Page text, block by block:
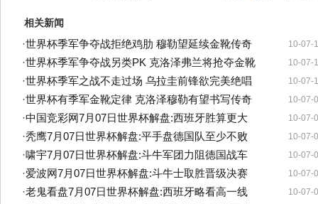
相关新闻
10-07-
·世界杯季军争夺战拒绝鸡肋 穆勒望延续金靴传奇
10-07-
·世界杯季军争夺战另类PK 克洛泽弗兰将抢夺金靴
10-07-
·世界杯季军之战不走过场 乌拉圭前锋欲完美绝唱
10-07-
·世界杯有季军金靴定律 克洛泽穆勒有望书写传奇
10-07-
·中国竞彩网7月07日世界杯解盘:西班牙胜算更大
10-07-
·秃鹰7月07日世界杯解盘:平手盘德国队至少不败
10-07-
·啸宇7月07日世界杯解盘:斗牛军团力阻德国战车
10-07-
·爱波网7月07日世界杯解盘:斗牛士取胜晋级决赛
10-07-
·老鬼看盘7月07日世界杯解盘:西班牙略看高一线